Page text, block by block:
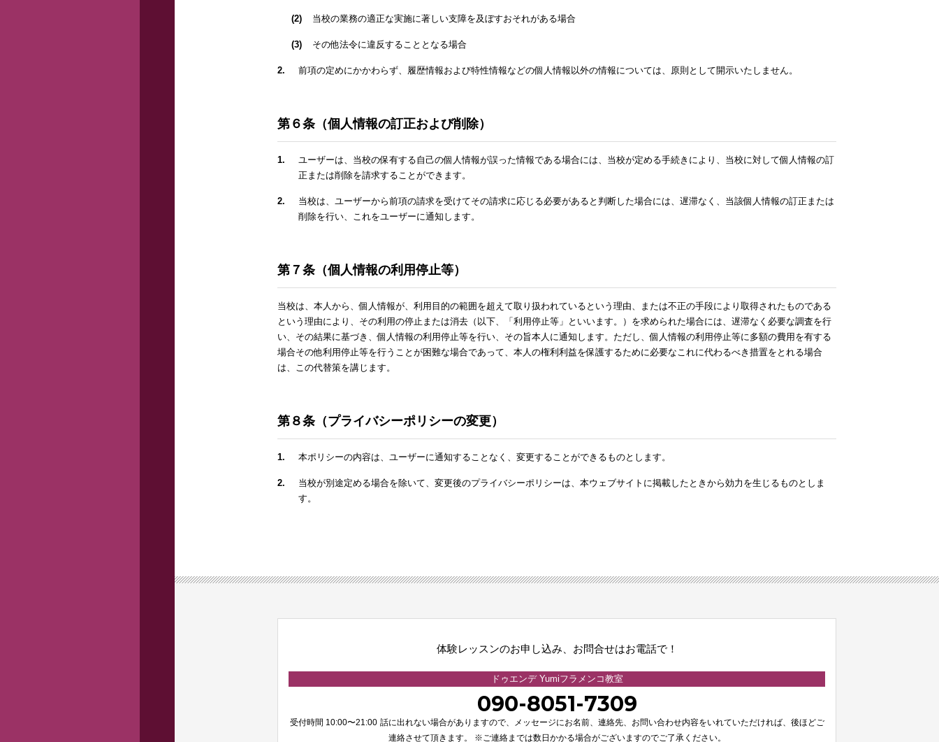
(2) 当校の業務の適正な実施に著しい支障を及ぼすおそれがある場合
(3) その他法令に違反することとなる場合
2. 前項の定めにかかわらず、履歴情報および特性情報などの個人情報以外の情報については、原則として開示いたしません。
第６条（個人情報の訂正および削除）
1.
ユーザーは、当校の保有する自己の個人情報が誤った情報である場合には、当校が定める手続きにより、当校に対して個人情報の訂
正または削除を請求することができます。
2.
当校は、ユーザーから前項の請求を受けてその請求に応じる必要があると判断した場合には、遅滞なく、当該個人情報の訂正または
削除を行い、これをユーザーに通知します。
第７条（個人情報の利用停止等）
当校は、本人から、個人情報が、利用目的の範囲を超えて取り扱われているという理由、または不正の手段により取得されたものである
という理由により、その利用の停止または消去（以下、「利用停止等」といいます。）を求められた場合には、遅滞なく必要な調査を行
い、その結果に基づき、個人情報の利用停止等を行い、その旨本人に通知します。ただし、個人情報の利用停止等に多額の費用を有する
場合その他利用停止等を行うことが困難な場合であって、本人の権利利益を保護するために必要なこれに代わるべき措置をとれる場合
は、この代替策を講じます。
第８条（プライバシーポリシーの変更）
1. 本ポリシーの内容は、ユーザーに通知することなく、変更することができるものとします。
2.
当校が別途定める場合を除いて、変更後のプライバシーポリシーは、本ウェブサイトに掲載したときから効力を生じるものとしま
す。
体験レッスンのお申し込み、お問合せはお電話で！
ドゥエンデ Yumiフラメンコ教室
090-8051-7309
受付時間 10:00〜21:00 話に出れない場合がありますので、メッセージにお名前、連絡先、お問い合わせ内容をいれていただければ、後ほどご
連絡させて頂きます。 ※ご連絡までは数日かかる場合がございますのでご了承ください。